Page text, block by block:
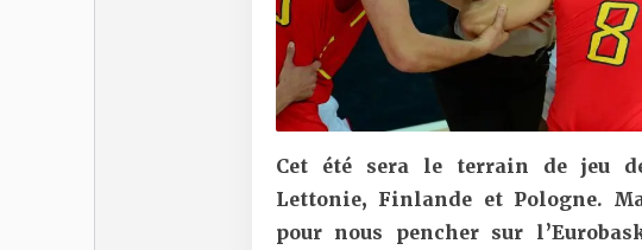
Cet été sera le terrain de jeu
Lettonie, Finlande et Pologne.
pour nous pencher sur